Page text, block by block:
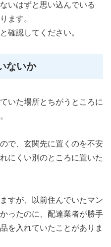
いはずと思い込んでいる
ます。
確認してください。
ないか
いた場所とちがうところに
で、玄関先に置くのを不安
にくい別のところに置いた
すが、以前住んでいたマン
ったのに、配達業者が勝手
を入れていたことがありま